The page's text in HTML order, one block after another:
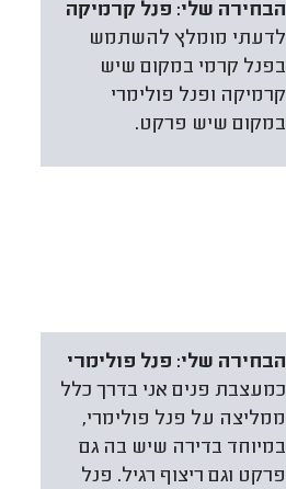
הבחירה שלי: פנל קרמיקה
לדעתי מומלץ להשתמש
בפנל קרמי במקום שיש
קרמיקה ופנל פולימרי
במקום שיש פרקט.
הבחירה שלי: פנל פולימרי
כמעצבת פנים אני בדרך כלל
ממליצה על פנל פולימרי,
במיוחד בדירה שיש בה גם
פרקט וגם ריצוף רגיל. פנל